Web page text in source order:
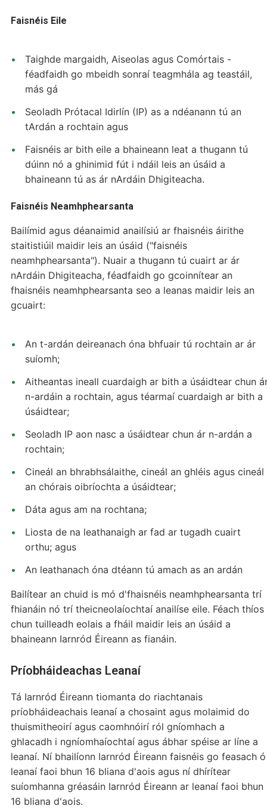
Faisnéis Eile
Taighde margaidh, Aiseolas agus Comórtais -
féadfaidh go mbeidh sonraí teagmhála ag teastáil,
más gá
Seoladh Prótacal Idirlín (IP) as a ndéanann tú an
tArdán a rochtain agus
Faisnéis ar bith eile a bhaineann leat a thugann tú
dúinn nó a ghinimid fút i ndáil leis an úsáid a
bhaineann tú as ár nArdáin Dhigiteacha.
Faisnéis Neamhphearsanta
Bailímid agus déanaimid anailísiú ar fhaisnéis áirithe
staitistiúil maidir leis an úsáid ("faisnéis
neamhphearsanta"). Nuair a thugann tú cuairt ar ár
nArdáin Dhigiteacha, féadfaidh go gcoinnítear an
fhaisnéis neamhphearsanta seo a leanas maidir leis an
gcuairt:
An t-ardán deireanach óna bhfuair tú rochtain ar ár
suíomh;
Aitheantas ineall cuardaigh ar bith a úsáidtear chun
n-ardáin a rochtain, agus téarmaí cuardaigh ar bith a
úsáidtear;
Seoladh IP aon nasc a úsáidtear chun ár n-ardán a
rochtain;
Cineál an bhrabhsálaithe, cineál an ghléis agus cineál
an chórais oibríochta a úsáidtear;
Dáta agus am na rochtana;
Liosta de na leathanaigh ar fad ar tugadh cuairt
orthu; agus
An leathanach óna dtéann tú amach as an ardán
Bailítear an chuid is mó d'fhaisnéis neamhphearsanta trí
fhianáin nó trí theicneolaíochtaí anailíse eile. Féach thíos
chun tuilleadh eolais a fháil maidir leis an úsáid a
bhaineann Iarnród Éireann as fianáin.
Príobháideachas Leanaí
Tá Iarnród Éireann tiomanta do riachtanais
príobháideachais leanaí a chosaint agus molaimid do
thuismitheoirí agus caomhnóirí ról gníomhach a
ghlacadh i ngníomhaíochtaí agus ábhar spéise ar líne a
leanaí. Ní bhailíonn Iarnród Éireann faisnéis go feasach ó
leanaí faoi bhun 16 bliana d'aois agus ní dhírítear
suíomhanna gréasáin Iarnród Éireann ar leanaí faoi bhun
16 bliana d'aois.